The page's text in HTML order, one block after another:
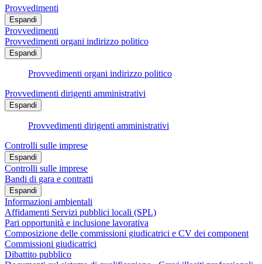
Provvedimenti
Espandi
Provvedimenti
Provvedimenti organi indirizzo politico
Espandi
Provvedimenti organi indirizzo politico
Provvedimenti dirigenti amministrativi
Espandi
Provvedimenti dirigenti amministrativi
Controlli sulle imprese
Espandi
Controlli sulle imprese
Bandi di gara e contratti
Espandi
Informazioni ambientali
Affidamenti Servizi pubblici locali (SPL)
Pari opportunità e inclusione lavorativa
Composizione delle commissioni giudicatrici e CV dei component
Commissioni giudicatrici
Dibattito pubblico